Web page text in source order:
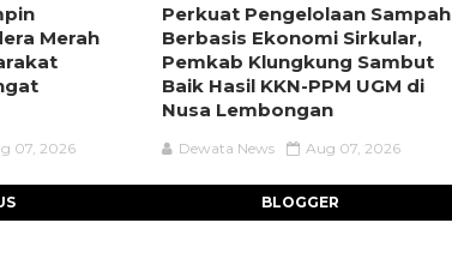
Merah
07, 2026
Perkuat Pengelolaan Sampah
Berbasis Ekonomi Sirkular,
Pemkab Klungkung Sambut
Baik Hasil KKN-PPM UGM di
Nusa Lembongan
Dewata News Aug 07, 2026
BLOGGER